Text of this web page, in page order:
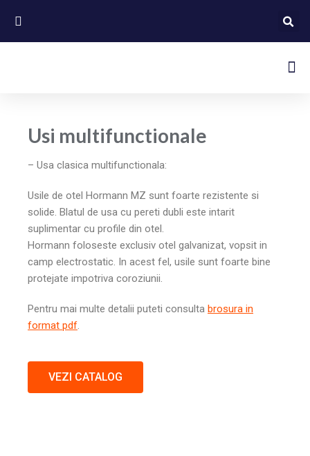
Usi multifunctionale
– Usa clasica multifunctionala:
Usile de otel Hormann MZ sunt foarte rezistente si
solide. Blatul de usa cu pereti dubli este intarit
suplimentar cu profile din otel.
Hormann foloseste exclusiv otel galvanizat, vopsit in
camp electrostatic. In acest fel, usile sunt foarte bine
protejate impotriva coroziunii.
Pentru mai multe detalii puteti consulta brosura in
format pdf.
VEZI CATALOG